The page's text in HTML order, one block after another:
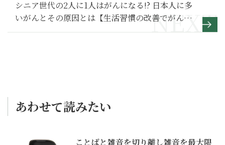
シニア世代の2人に1人はがんになる!? 日本人に多
いがんとその原因とは【生活習慣の改善でがんを
予防する方法】1
あわせて読みたい
ことばと雑音を切り離し雑音を最大限